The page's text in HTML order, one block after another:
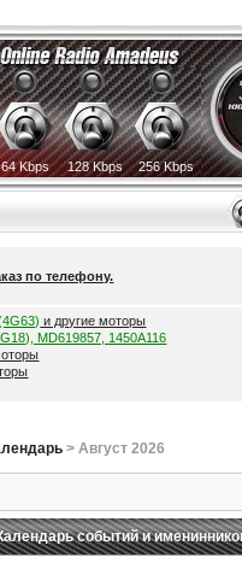
64 Kbps 128 Kbps 256 Kbps
по телефону.
и другие моторы
MD619857, 1450A116
> Август 2026
событий и